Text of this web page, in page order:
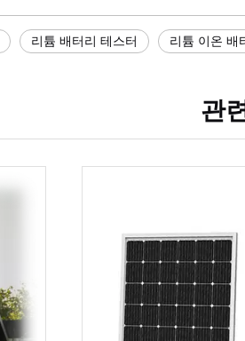
리튬 배터리 테스터 리튬 이온 배
관